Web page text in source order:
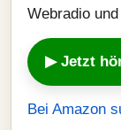
Webradio
▶ Jetzt
Bei Amazon